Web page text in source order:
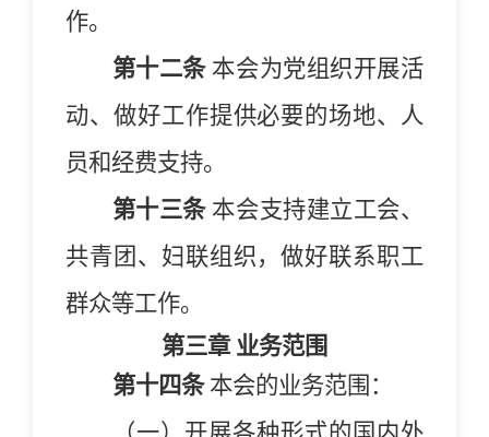
作。
第十二条本会为党组织开展活
动、做好工作提供必要的场地、人
员和经费支持。
第十三条本会支持建立工会、
共青团、妇联组织，做好联系职工
群众等工作。
第三章 业务范围
第十四条 本会的业务范围：